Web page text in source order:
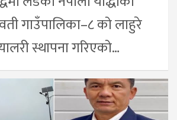
गाउँपालिका–८ को लाहुरे
स्थापना गरिएको…